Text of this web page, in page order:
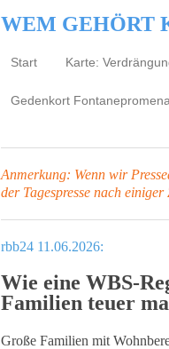
WEM GEHÖRT
Start Karte:
Gedenkort
Anmerkung: Wenn wir
der Tagespresse nach einiger
rbb24 11.06.2026:
Wie eine WBS-
Familien teuer
Große Familien mit